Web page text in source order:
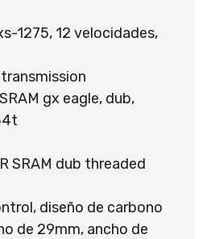
1275, 12 velocidades,
gx eagle, dub,
SRAM dub threaded
diseño de carbono
de 29mm, ancho de